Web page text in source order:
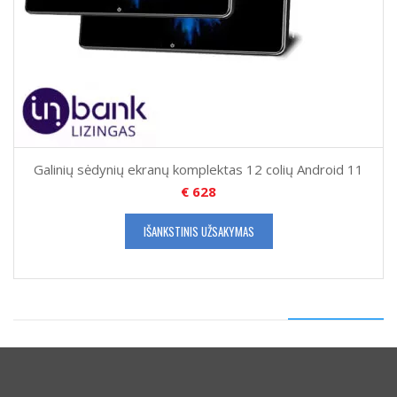
Galinių sėdynių ekranų komplektas 12 colių Android 11
€ 628
IŠANKSTINIS UŽSAKYMAS